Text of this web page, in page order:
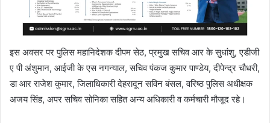
इस अवसर पर पुलिस महानिदेशक दीपम सेठ, प्रमुख सचिव आर के सुधांशु, एडीजी
ए पी अंशुमान, आईजी के एस नगन्याल, सचिव पंकज कुमार पाण्डेय, दीपेन्द्र चौधरी,
डा आर राजेश कुमार, जिलाधिकारी देहरादून सविन बंसल, वरिष्ठ पुलिस अधीक्षक
अजय सिंह, अपर सचिव सोनिका सहित अन्य अधिकारी व कर्मचारी मौजूद रहे।